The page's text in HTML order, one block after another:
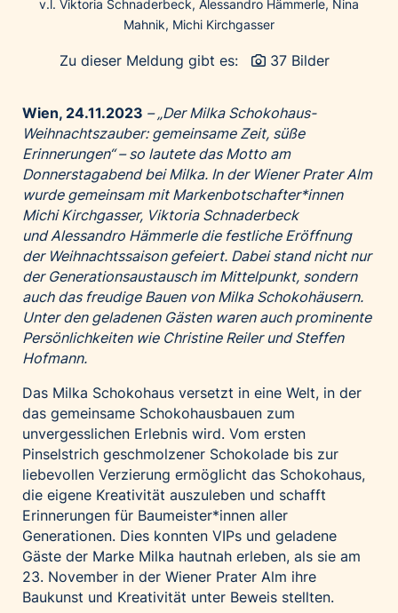
Superbrands Austria
Tante Fanny
Vollpension
win2day
Wolt
woom bikes
Kontakt
v.l. Viktoria Schnaderbeck, Alessandro Hämmerle, Nina
Mahnik, Michi Kirchgasser
Zu dieser Meldung gibt es: 37 Bilder
Wien, 24.11.2023 – „Der Milka Schokohaus-
Weihnachtszauber: gemeinsame Zeit, süße
Erinnerungen“ – so lautete das Motto am
Donnerstagabend bei Milka. In der Wiener Prater Alm
wurde gemeinsam mit Markenbotschafter*innen
Michi Kirchgasser, Viktoria Schnaderbeck
und Alessandro Hämmerle die festliche Eröffnung
der Weihnachtssaison gefeiert. Dabei stand nicht nur
der Generationsaustausch im Mittelpunkt, sondern
auch das freudige Bauen von Milka Schokohäusern.
Unter den geladenen Gästen waren auch prominente
Persönlichkeiten wie Christine Reiler und Steffen
Hofmann.
Das Milka Schokohaus versetzt in eine Welt, in der
das gemeinsame Schokohausbauen zum
unvergesslichen Erlebnis wird. Vom ersten
Pinselstrich geschmolzener Schokolade bis zur
liebevollen Verzierung ermöglicht das Schokohaus,
die eigene Kreativität auszuleben und schafft
Erinnerungen für Baumeister*innen aller
Generationen. Dies konnten VIPs und geladene
Gäste der Marke Milka hautnah erleben, als sie am
23. November in der Wiener Prater Alm ihre
Baukunst und Kreativität unter Beweis stellten.